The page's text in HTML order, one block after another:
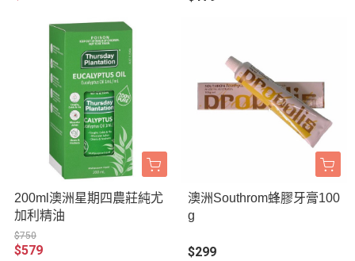
200ml澳洲星期四農莊純尤
加利精油
$750
$579
澳洲Southrom蜂膠牙膏100
g
$299